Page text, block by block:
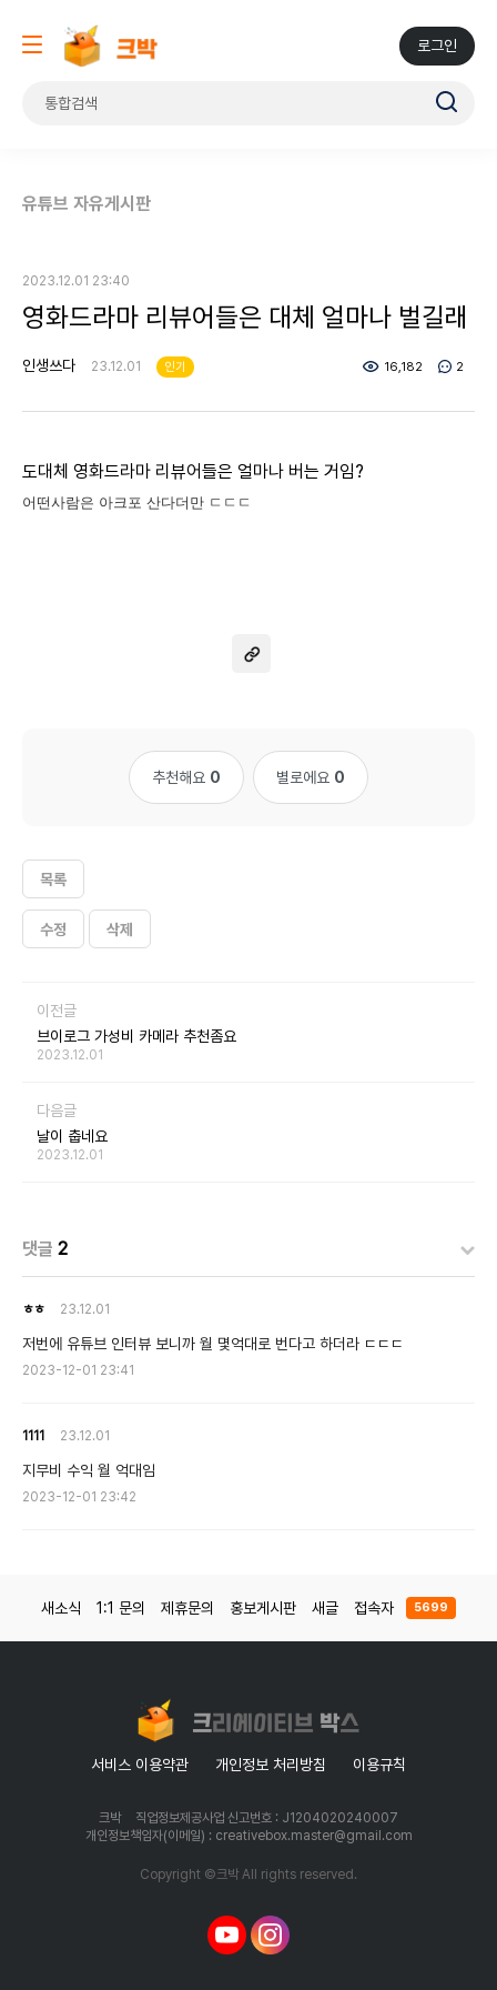
로그인
유튜브 자유게시판
2023.12.01 23:40
영화드라마 리뷰어들은 대체 얼마나 벌길래
인생쓰다 23.12.01 인기 16,182 2
도대체 영화드라마 리뷰어들은 얼마나 버는 거임?
어떤사람은 아크포 산다더만 ㄷㄷㄷ
추천해요 0 별로에요 0
목록
수정 삭제
이전글
브이로그 가성비 카메라 추천좀요
2023.12.01
다음글
날이 춥네요
2023.12.01
댓글 2
ㅎㅎ 23.12.01
저번에 유튜브 인터뷰 보니까 월 몇억대로 번다고 하더라 ㄷㄷㄷ
2023-12-01 23:41
1111 23.12.01
지무비 수익 월 억대임
2023-12-01 23:42
새소식 1:1 문의 제휴문의 홍보게시판 새글 접속자 5699
서비스 이용약관 개인정보 처리방침 이용규칙
크박
직업정보제공사업 신고번호 : J1204020240007
개인정보책임자(이메일) : creativebox.master@gmail.com
Copyright ©크박 All rights reserved.